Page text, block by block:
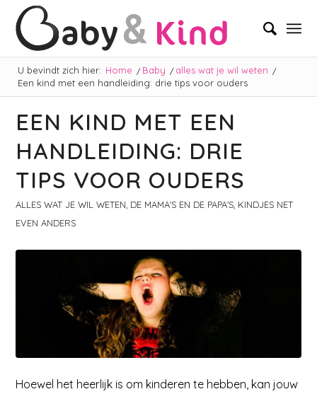
U bevindt zich hier: Home / Baby / alles wat je wil weten /
Een kind met een handleiding: drie tips voor ouders
EEN KIND MET EEN
HANDLEIDING: DRIE
TIPS VOOR OUDERS
ALLES WAT JE WIL WETEN DE MAMA'S EN DE PAPA'S KINDJES NET
EVEN ANDERS
Hoewel het heerlijk is om kinderen te hebben, kan jouw